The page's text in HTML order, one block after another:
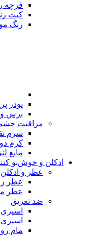
فرچه
کیت
رنگ مو
پودر
برس و
مراقبت
سرم
کرم
مایع لنز
ادکلن و خوش‌بو
عطر و ادکلن
عطر
عطر
ضد تعریق
مام